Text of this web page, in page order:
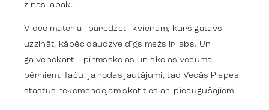
Trends
Get in touch
zinās labāk.
Video materiāli paredzēti ikvienam, kurš gatavs
uzzināt, kāpēc daudzveidīgs mežs ir labs. Un
galvenokārt – pirmsskolas un skolas vecuma
bērniem. Taču, ja rodas jautājumi, tad Vecās Piepes
stāstus rekomendējam skatīties arī pieaugušajiem!